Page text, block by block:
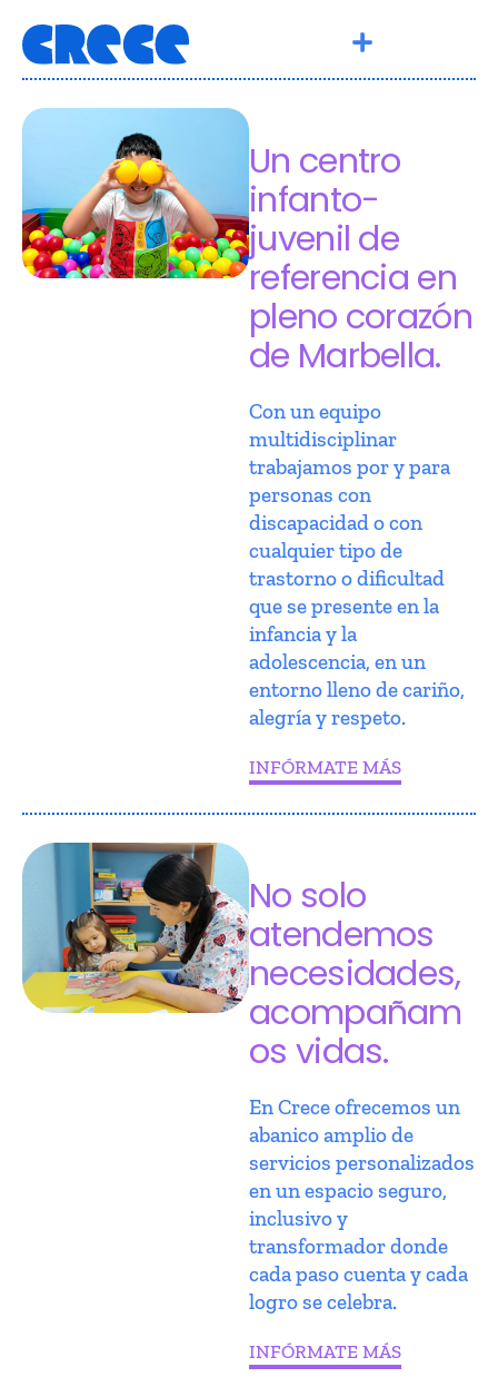
Un centro
infanto-
juvenil de
referencia en
pleno corazón
de Marbella.
Con un equipo
multidisciplinar
trabajamos por y para
personas con
discapacidad o con
cualquier tipo de
trastorno o dificultad
que se presente en la
infancia y la
adolescencia, en un
entorno lleno de cariño,
alegría y respeto.
INFÓRMATE MÁS
No solo
atendemos
necesidades,
acompañam
os vidas.
En Crece ofrecemos un
abanico amplio de
servicios personalizados
en un espacio seguro,
inclusivo y
transformador donde
cada paso cuenta y cada
logro se celebra.
INFÓRMATE MÁS